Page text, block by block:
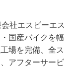
社エスビーエス
国産バイクを幅
場を完備、全ス
アフターサービ